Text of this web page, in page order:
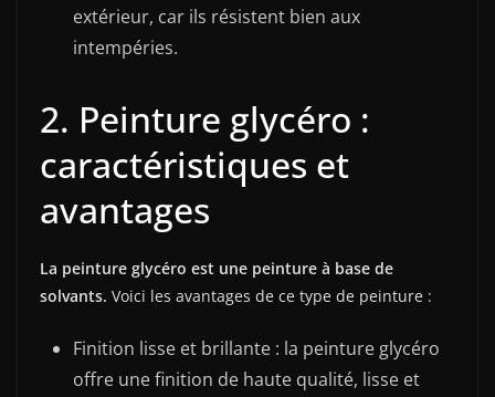
extérieur, car ils résistent bien aux
intempéries.
2. Peinture glycéro :
caractéristiques et
avantages
La peinture glycéro est une peinture à base de
solvants. Voici les avantages de ce type de peinture :
Finition lisse et brillante : la peinture glycéro
offre une finition de haute qualité, lisse et